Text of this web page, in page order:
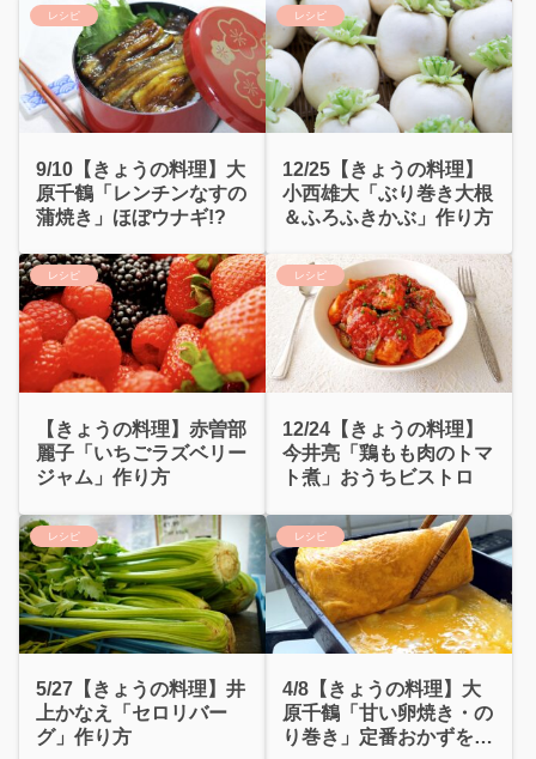
レシピ
9/10【きょうの料理】大
原千鶴「レンチンなすの
蒲焼き」ほぼウナギ!?
レシピ
12/25【きょうの料理】
小西雄大「ぶり巻き大根
＆ふろふきかぶ」作り方
レシピ
【きょうの料理】赤曽部
麗子「いちごラズベリー
ジャム」作り方
レシピ
12/24【きょうの料理】
今井亮「鶏もも肉のトマ
ト煮」おうちビストロ
レシピ
5/27【きょうの料理】井
上かなえ「セロリバー
グ」作り方
レシピ
4/8【きょうの料理】大
原千鶴「甘い卵焼き・の
り巻き」定番おかずをお